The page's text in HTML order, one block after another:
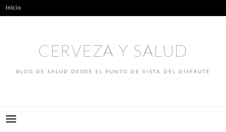
Skip
to
Inicio
CERVEZA Y SALUD
BLOG DE SALUD DESDE EL PUNTO DE VISTA DEL DISFRUTE